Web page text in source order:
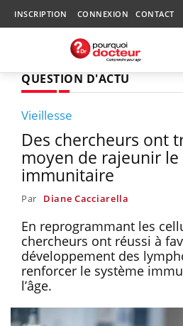
INSCRIPTION CONNEXION CONTACT
QUESTION D'ACTU
Vieillesse
Des chercheurs ont
moyen de rajeunir le
immunitaire
Par Diane Cacciarella
En reprogrammant les
chercheurs ont réussi à
développement des
renforcer le système
l’âge.